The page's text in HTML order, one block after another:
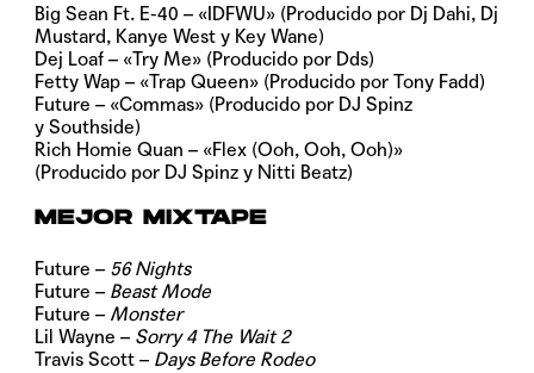
Big Sean Ft. E-40 – «IDFWU» (Producido por Dj Dahi, Dj
Mustard, Kanye West y Key Wane)
Dej Loaf – «Try Me» (Producido por Dds)
Fetty Wap – «Trap Queen» (Producido por Tony Fadd)
Future – «Commas» (Producido por DJ Spinz
y Southside)
Rich Homie Quan – «Flex (Ooh, Ooh, Ooh)»
(Producido por DJ Spinz y Nitti Beatz)
MEJOR MIXTAPE
Future – 56 Nights
Future – Beast Mode
Future – Monster
Lil Wayne – Sorry 4 The Wait 2
Travis Scott – Days Before Rodeo